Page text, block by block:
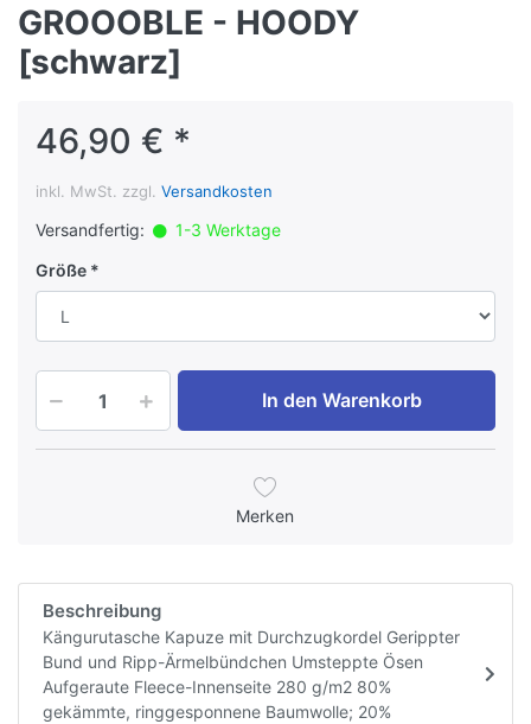
GROOOBLE - HOODY
[schwarz]
46,90 € *
inkl. MwSt. zzgl. Versandkosten
Versandfertig:
1-3 Werktage
Größe
In den Warenkorb
Merken
Beschreibung
Kängurutasche Kapuze mit Durchzugkordel Gerippter
Bund und Ripp-Ärmelbündchen Umsteppte Ösen
Aufgeraute Fleece-Innenseite 280 g/m2 80%
gekämmte, ringgesponnene Baumwolle; 20%